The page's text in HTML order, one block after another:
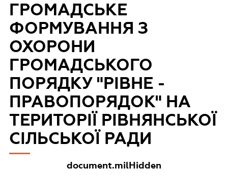
ГРОМАДСЬКЕ
ФОРМУВАННЯ З
ОХОРОНИ
ГРОМАДСЬКОГО
ПОРЯДКУ "РІВНЕ -
ПРАВОПОРЯДОК" НА
ТЕРИТОРІЇ РІВНЯНСЬКОЇ
СІЛЬСЬКОЇ РАДИ
document.milHidden